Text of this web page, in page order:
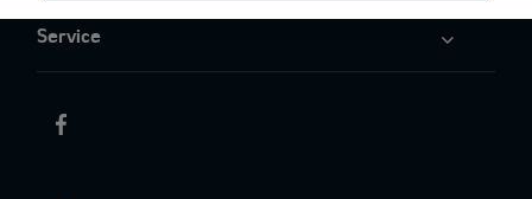
Service